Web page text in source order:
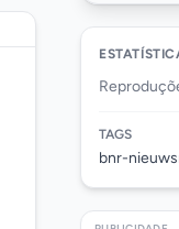
TAGS
bnr-